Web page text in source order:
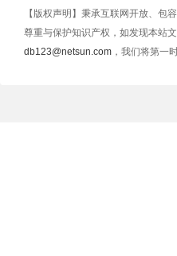
【版权声明】秉承互联网开放、包
尊重与保护知识产权，如发现本站
db123@netsun.com ，我们将第一